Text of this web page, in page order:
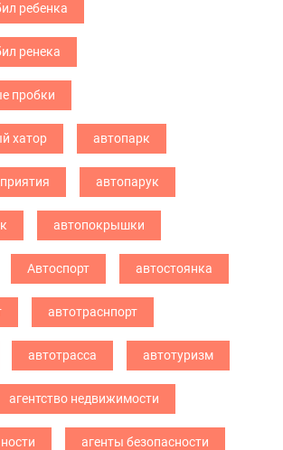
ребенка
ренека
пробки
хатор автопарк
автопарук
автопокрышки
Автоспорт автостоянка
автотраснпорт
автотрасса автотуризм
агентство недвижимости
агенты безопасности